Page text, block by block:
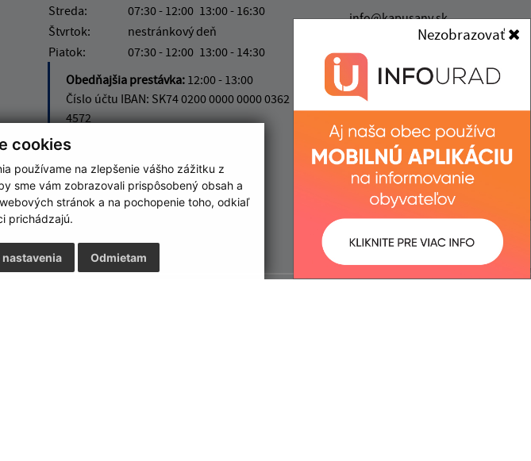
cookies
používame na zlepšenie vášho zážitku z
sme vám zobrazovali prispôsobený obsah a
stránok a na pochopenie toho, odkiaľ
prichádzajú.
Odmietam
Nezobrazovať
reCaptcha Response
Streda:
07:30 - 12:00 13:00 - 16:30
Štvrtok:
nestránkový deň
Piatok:
07:30 - 12:00 13:00 - 14:30
Obedňajšia prestávka: 12:00 - 13:00
Číslo účtu IBAN: SK74 0200 0000 0000 0362
4572
info@kapusany.sk
+421 517 941 102
IČO: 00327239